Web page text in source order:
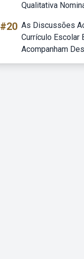
Qualitativa
#20 As Discussões
Currículo Escolar
Acompanham